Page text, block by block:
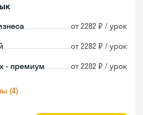
от 2282 ₽ / урок
от 2282 ₽ / урок
- премиум от 2282 ₽ / урок
(4)